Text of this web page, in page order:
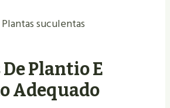
Plantio E
Adequado